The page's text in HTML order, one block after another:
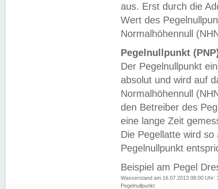
aus. Erst durch die
Wert des
Normalhöhennull
Pegelnullpunkt
Der Pegelnullpunkt
absolut und wird auf
Normalhöhennull
den Betreiber des
eine lange Zeit
Die Pegellatte wird
Pegelnullpunkt
Beispiel am Pegel
Wasserstand am 16.07.2013 08:00 Uhr:
Pegelnullpunkt